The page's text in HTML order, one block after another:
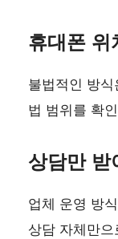
휴대폰 위
불법적인 방
법 범위를 확
상담만 받
업체 운영 방
상담 자체만